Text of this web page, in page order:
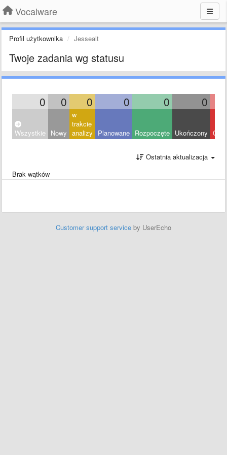
Vocalware
Profil użytkownika Jessealt
Twoje zadania wg statusu
0 0 0 0 0 0
Wszystkie Nowy
w
trakcie
analizy
Planowane Rozpoczęte Ukończony
Ostatnia aktualizacja
Brak wątków
Customer support service by UserEcho